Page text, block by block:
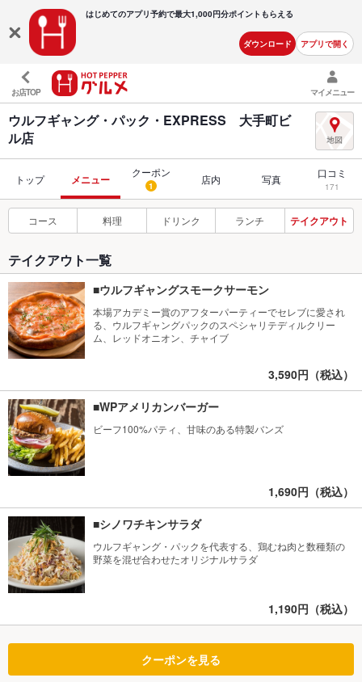
はじめてのアプリ予約で最大1,000円分ポイントもらえる
ダウンロード アプリで開く
お店TOP マイメニュー
ウルフギャング・パック・EXPRESS 大手町ビ
ル店
トップ メニュー
クーポン
1 店内 写真 口コミ
171
コース 料理 ドリンク ランチ テイクアウト
テイクアウト一覧
■ウルフギャングスモークサーモン
本場アカデミー賞のアフターパーティーでセレブに愛され
る、ウルフギャングパックのスペシャリテディルクリー
ム、レッドオニオン、チャイブ
3,590円（税込）
■WPアメリカンバーガー
ビーフ100%パティ、甘味のある特製バンズ
1,690円（税込）
■シノワチキンサラダ
ウルフギャング・パックを代表する、鶏むね肉と数種類の
野菜を混ぜ合わせたオリジナルサラダ
1,190円（税込）
クーポンを見る